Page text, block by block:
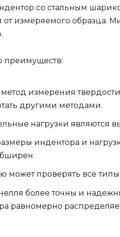
со стальным
от измеряемого образца.
преимуществ:
измерения
другими методами.
нагрузки являются
индентора и
может проверять все типы
более точны и
равномерно